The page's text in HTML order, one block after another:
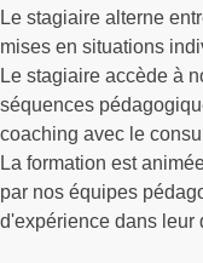
Le stagiaire alterne
mises en situations
Le stagiaire accède à
séquences
coaching avec le
La formation est
par nos équipes
d'expérience dans leur